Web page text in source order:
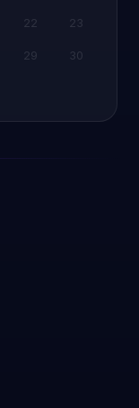
22 23
29 30